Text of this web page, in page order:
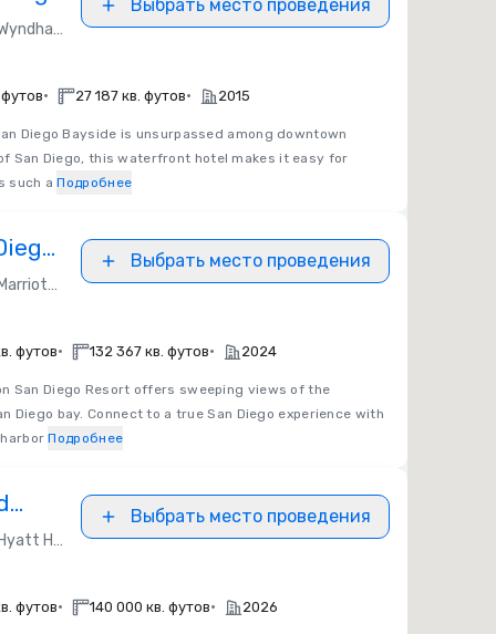
Hotels & Resorts
Выбрать место проведения
• 27 187 кв. футов• 2015
Diego Bayside is unsurpassed among downtown
San Diego, this waterfront hotel makes it easy for
such a Подробнее
Bonvoy
Выбрать место проведения
футов• 132 367 кв. футов• 2024
San Diego Resort offers sweeping views of the
Diego bay. Connect to a true San Diego experience with
Подробнее
Hotels
Выбрать место проведения
футов• 140 000 кв. футов• 2026